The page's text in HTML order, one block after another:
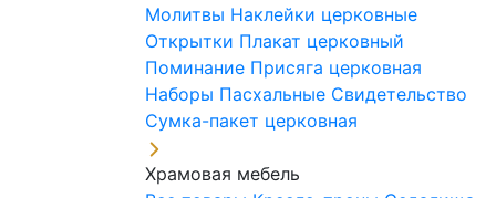
Молитвы Наклейки церковные
Открытки Плакат церковный
Поминание Присяга церковная
Наборы Пасхальные Свидетельство
Сумка-пакет церковная
Храмовая мебель